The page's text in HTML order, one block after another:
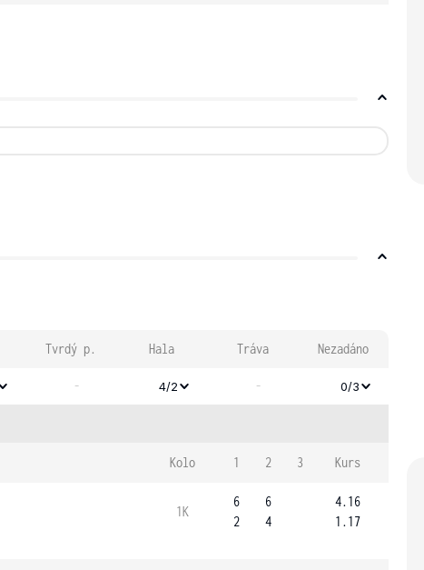
Tvrdý p. Hala Tráva Nezadáno
- 4/2 - 0/3
Kolo 1 2 3 Kurs
1K
6
2
6
4
4.16
1.17